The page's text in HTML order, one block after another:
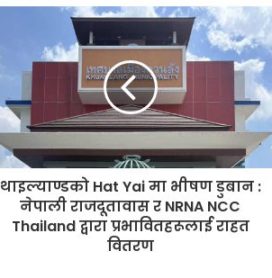
थाइल्याण्डको Hat Yai मा भीषण डुबान :
नेपाली राजदूतावास र NRNA NCC
Thailand द्वारा प्रभावितहरूलाई राहत
वितरण